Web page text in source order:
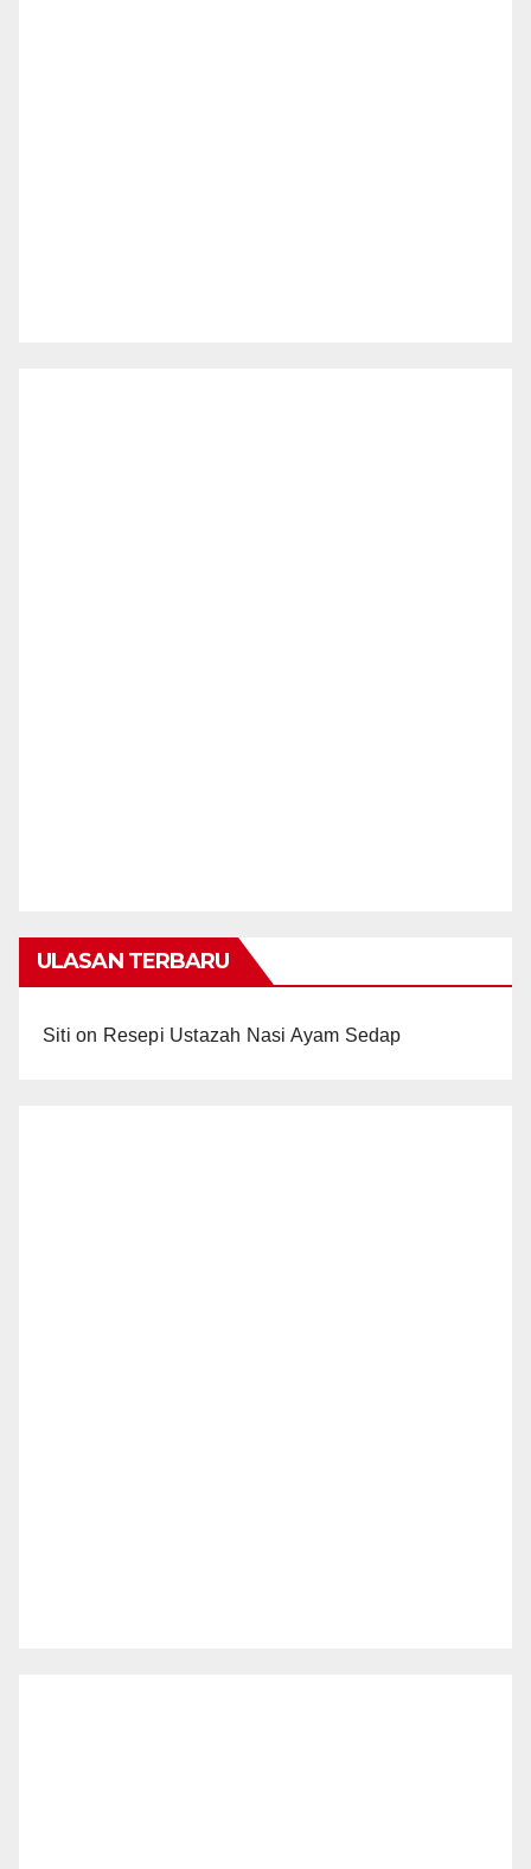
ULASAN TERBARU
Siti on Resepi Ustazah Nasi Ayam Sedap